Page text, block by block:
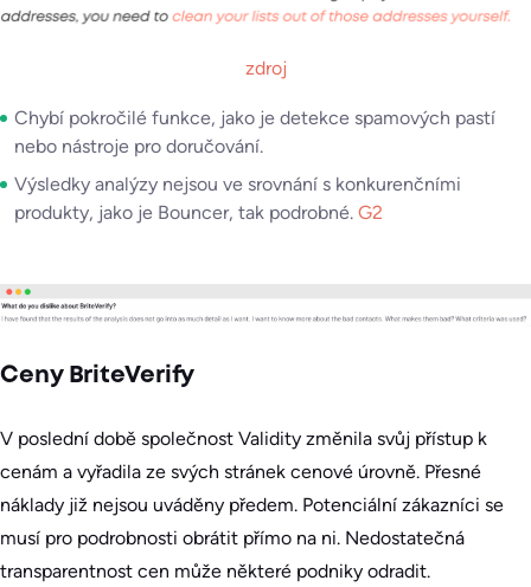
zdroj
Chybí pokročilé funkce, jako je detekce spamových pastí
nebo nástroje pro doručování.
Výsledky analýzy nejsou ve srovnání s konkurenčními
produkty, jako je Bouncer, tak podrobné. G2
Ceny BriteVerify
V poslední době společnost Validity změnila svůj přístup k
cenám a vyřadila ze svých stránek cenové úrovně. Přesné
náklady již nejsou uváděny předem. Potenciální zákazníci se
musí pro podrobnosti obrátit přímo na ni. Nedostatečná
transparentnost cen může některé podniky odradit.